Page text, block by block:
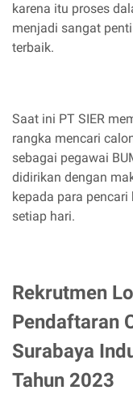
karena itu proses
menjadi sangat
terbaik.
Saat ini PT SIER
rangka mencari
sebagai pegawai
didirikan dengan
kepada para
setiap hari.
Rekrutmen
Pendaftaran
Surabaya
Tahun 2023